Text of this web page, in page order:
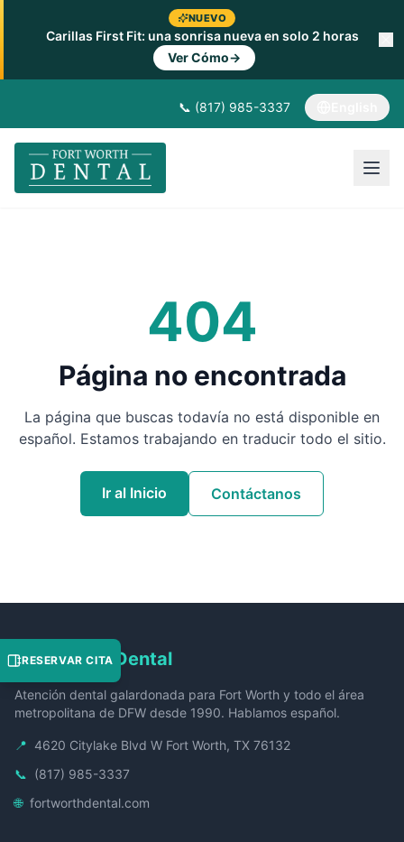
NUEVO
Carillas First Fit: una sonrisa nueva en solo 2 horas
Ver Cómo→
📞 (817) 985-3337
404
Página no encontrada
La página que buscas todavía no está disponible en
español. Estamos trabajando en traducir todo el sitio.
Ir al Inicio Contáctanos
Fort Worth Dental
Atención dental galardonada para Fort Worth y todo el área
metropolitana de DFW desde 1990. Hablamos español.
📍 4620 Citylake Blvd W Fort Worth, TX 76132
📞 (817) 985-3337
🌐 fortworthdental.com
RESERVAR CITA